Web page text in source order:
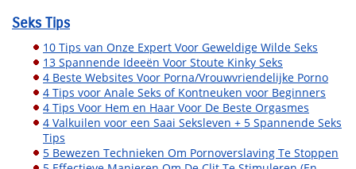
Seks Tips
10 Tips van Onze Expert Voor Geweldige Wilde Seks
13 Spannende Ideeën Voor Stoute Kinky Seks
4 Beste Websites Voor Porna/Vrouwvriendelijke Porno
4 Tips voor Anale Seks of Kontneuken voor Beginners
4 Tips Voor Hem en Haar Voor De Beste Orgasmes
4 Valkuilen voor een Saai Seksleven + 5 Spannende Seks
Tips
5 Bewezen Technieken Om Pornoverslaving Te Stoppen